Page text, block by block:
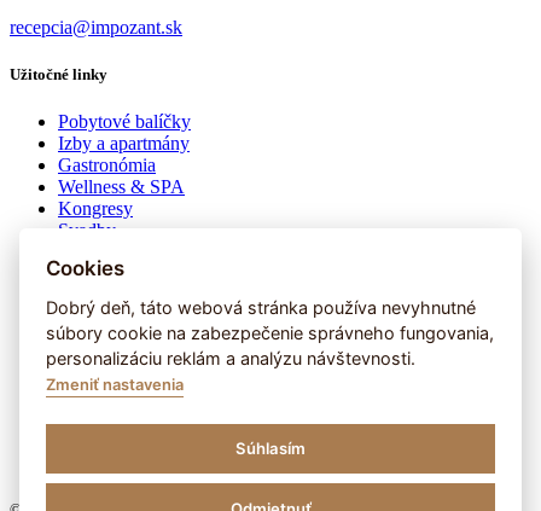
recepcia@impozant.sk
Užitočné linky
Pobytové balíčky
Izby a apartmány
Gastronómia
Wellness & SPA
Kongresy
Svadby
Virtuálna obhliadka
Darčekové poukazy
Multiball
Kontakt
Kariéra
Google reviews
Reklamačný poriadok
Všeobecné obchodné podmienky
Cookies
Dobrý deň, táto webová stránka používa nevyhnutné
súbory cookie na zabezpečenie správneho fungovania,
personalizáciu reklám a analýzu návštevnosti.
Zmeniť nastavenia
Súhlasím